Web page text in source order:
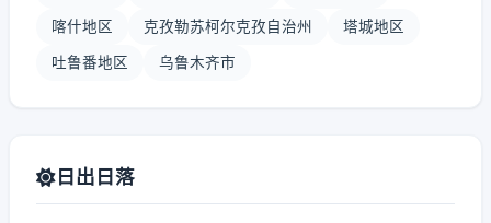
喀什地区 克孜勒苏柯尔克孜自治州 塔城地区
吐鲁番地区 乌鲁木齐市
日出日落